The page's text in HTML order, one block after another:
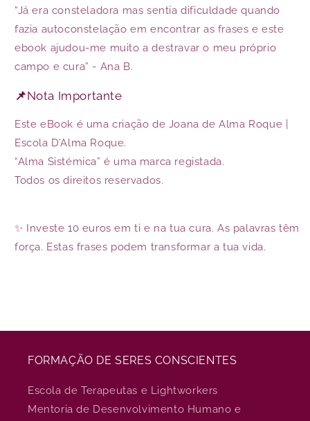
“Já era consteladora mas sentia dificuldade quando
fazia autoconstelação em encontrar as frases e este
ebook ajudou-me muito a destravar o meu próprio
campo e cura” - Ana B.
📌Nota Importante
Este eBook é uma criação de Joana de Alma Roque |
Escola D’Alma Roque.
“Alma Sistémica” é uma marca registada.
Todos os direitos reservados.
✨ Investe 10 euros em ti e na tua cura. As palavras têm
força. Estas frases podem transformar a tua vida.
FORMAÇÃO DE SERES CONSCIENTES
Escola de Terapeutas e Lightworkers
Mentoria de Desenvolvimento Humano e